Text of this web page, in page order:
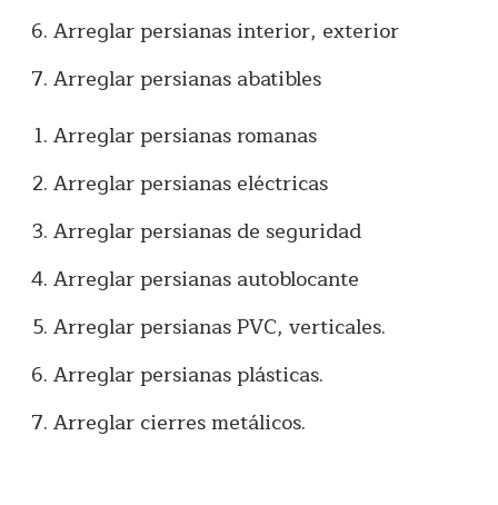
Arreglar persianas interior, exterior
Arreglar persianas abatibles
Arreglar persianas romanas
Arreglar persianas eléctricas
Arreglar persianas de seguridad
Arreglar persianas autoblocante
Arreglar persianas PVC, verticales.
Arreglar persianas plásticas.
Arreglar cierres metálicos.